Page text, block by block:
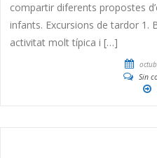
compartir diferents propostes
infants. Excursions de tardor 1.
activitat molt típica i […]
Sin